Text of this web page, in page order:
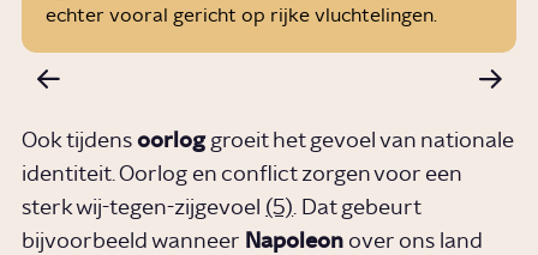
echter vooral gericht op rijke vluchtelingen.
Ook tijdens oorloggroeit het gevoel van nationale
identiteit. Oorlog en conflict zorgen voor een
sterk wij-tegen-zijgevoel (5). Dat gebeurt
bijvoorbeeld wanneer Napoleon over ons land